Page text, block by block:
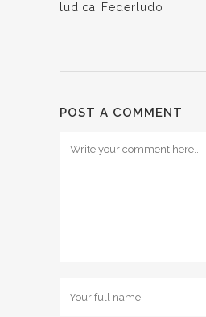
ludica
Federludo
POST A COMMENT